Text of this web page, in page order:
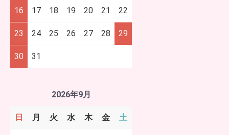
16 17 18 19 20 21 22
23 24 25 26 27 28 29
30 31
2026年9月
日 月 火 水 木 金 土